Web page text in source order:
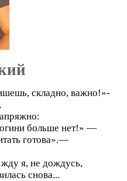
складно, важно!»-
больше нет!» —
готова».—
я, не дождусь,
снова...